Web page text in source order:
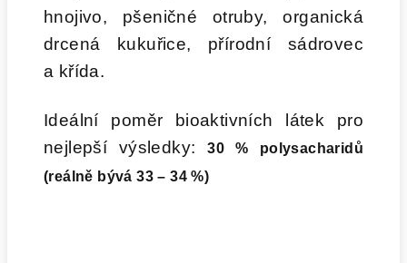
hnojivo, pšeničné otruby, organická
drcená kukuřice, přírodní sádrovec
a křída.
Ideální poměr bioaktivních látek pro
nejlepší výsledky:30 %
polysacharidů
(reálně bývá 33 – 34 %)